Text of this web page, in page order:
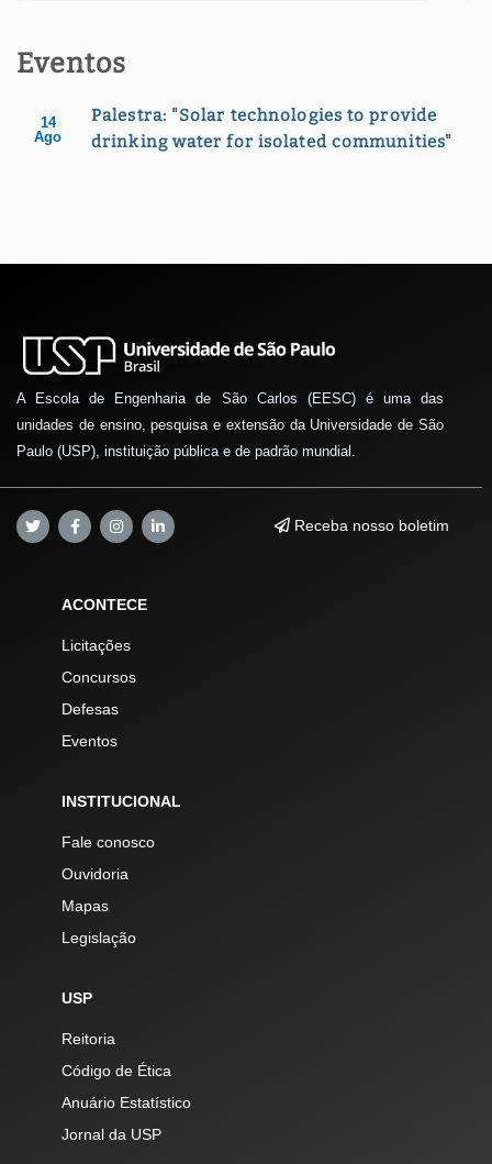
Eventos
14
Ago
Palestra: "Solar technologies to provide
drinking water for isolated communities"
A Escola de Engenharia de São Carlos (EESC) é uma das
unidades de ensino, pesquisa e extensão da Universidade de São
Paulo (USP), instituição pública e de padrão mundial.
Receba nosso boletim
ACONTECE
Licitações
Concursos
Defesas
Eventos
INSTITUCIONAL
Fale conosco
Ouvidoria
Mapas
Legislação
USP
Reitoria
Código de Ética
Anuário Estatístico
Jornal da USP